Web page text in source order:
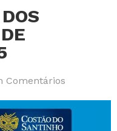
Comentários